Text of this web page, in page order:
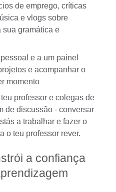
de emprego, críticas
e vlogs sobre
sua gramática e
e a um painel
e acompanhar o
momento
professor e colegas de
de discussão - conversar
a trabalhar e fazer o
o teu professor rever.
a confiança